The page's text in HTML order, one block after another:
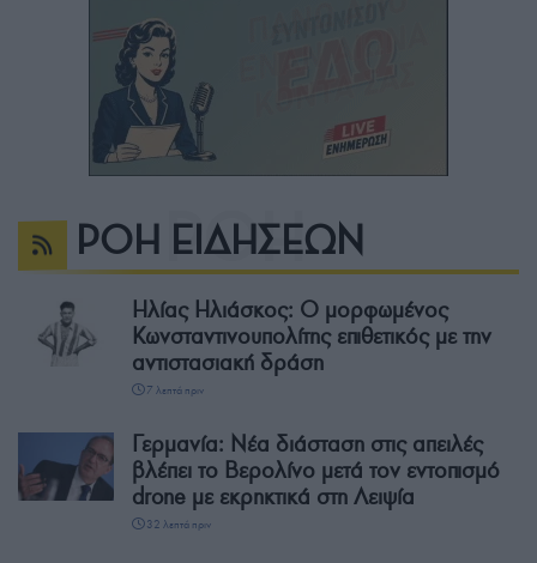
ΡΟΗ ΕΙΔΗΣΕΩΝ
Ηλίας Ηλιάσκος: Ο μορφωμένος
Κωνσταντινουπολίτης επιθετικός με την
αντιστασιακή δράση
7 λεπτά πριν
Γερμανία: Νέα διάσταση στις απειλές
βλέπει το Βερολίνο μετά τον εντοπισμό
drone με εκρηκτικά στη Λειψία
32 λεπτά πριν